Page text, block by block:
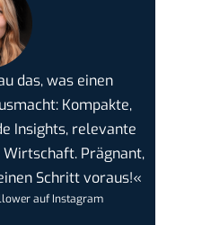
das, was einen
Kompakte,
Insights, relevante
Wirtschaft. Prägnant,
Schritt voraus!«
auf Instagram